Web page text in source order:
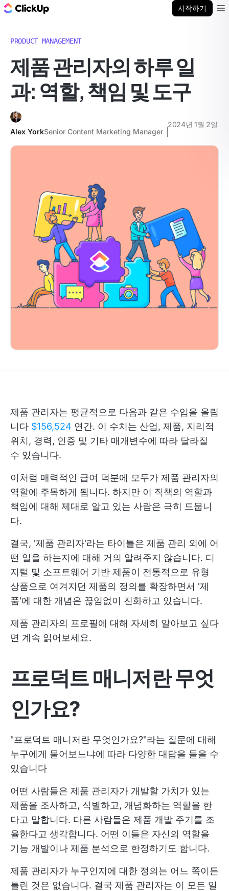
시작하기
PRODUCT MANAGEMENT
제품 관리자의 하루 일
과: 역할, 책임 및 도구
Alex YorkSenior Content Marketing Manager
2024년 1월 2일
제품 관리자는 평균적으로 다음과 같은 수입을 올립
니다 $156,524 연간. 이 수치는 산업, 제품, 지리적
위치, 경력, 인증 및 기타 매개변수에 따라 달라질
수 있습니다.
이처럼 매력적인 급여 덕분에 모두가 제품 관리자의
역할에 주목하게 됩니다. 하지만 이 직책의 역할과
책임에 대해 제대로 알고 있는 사람은 극히 드뭅니
다.
결국, '제품 관리자'라는 타이틀은 제품 관리 외에 어
떤 일을 하는지에 대해 거의 알려주지 않습니다. 디
지털 및 소프트웨어 기반 제품이 전통적으로 유형
상품으로 여겨지던 제품의 정의를 확장하면서 '제
품'에 대한 개념은 끊임없이 진화하고 있습니다.
제품 관리자의 프로필에 대해 자세히 알아보고 싶다
면 계속 읽어보세요.
프로덕트 매니저란 무엇
인가요?
"프로덕트 매니저란 무엇인가요?"라는 질문에 대해
누구에게 물어보느냐에 따라 다양한 대답을 들을 수
있습니다
어떤 사람들은 제품 관리자가 개발할 가치가 있는
제품을 조사하고, 식별하고, 개념화하는 역할을 한
다고 말합니다. 다른 사람들은 제품 개발 주기를 조
율한다고 생각합니다. 어떤 이들은 자신의 역할을
기능 개발이나 제품 분석으로 한정하기도 합니다.
제품 관리자가 누구인지에 대한 정의는 어느 쪽이든
틀린 것은 없습니다. 결국 제품 관리자는 이 모든 일